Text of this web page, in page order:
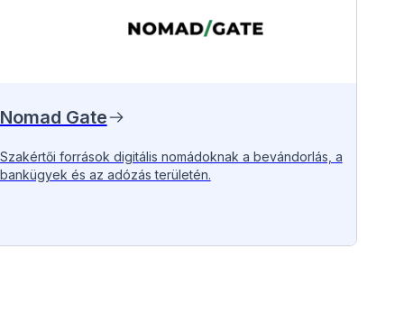
Nomad Gate
Szakértői források digitális nomádoknak a bevándorlás, a
bankügyek és az adózás területén.